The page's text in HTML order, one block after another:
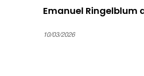
Emanuel Ringelblum
10/03/2026